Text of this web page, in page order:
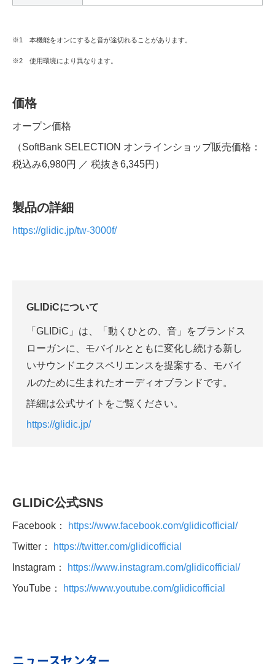
※1 本機能をオンにすると音が途切れることがあります。
※2 使用環境により異なります。
価格
オープン価格
（SoftBank SELECTION オンラインショップ販売価格：
税込み6,980円 ／ 税抜き6,345円）
製品の詳細
https://glidic.jp/tw-3000f/
GLIDiCについて
「GLIDiC」は、「動くひとの、音」をブランドス
ローガンに、モバイルとともに変化し続ける新し
いサウンドエクスペリエンスを提案する、モバイ
ルのために生まれたオーディオブランドです。
詳細は公式サイトをご覧ください。
https://glidic.jp/
GLIDiC公式SNS
Facebook： https://www.facebook.com/glidicofficial/
Twitter： https://twitter.com/glidicofficial
Instagram： https://www.instagram.com/glidicofficial/
YouTube： https://www.youtube.com/glidicofficial
ニュースセンター